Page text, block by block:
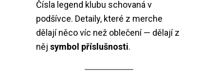
Čísla legend klubu schovaná v
podšívce. Detaily, které z merche
dělají něco víc než oblečení — dělají z
něj symbol příslušnosti.